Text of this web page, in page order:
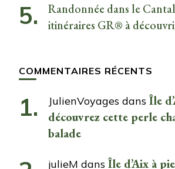
Randonnée dans le
itinéraires GR® à
COMMENTAIRES RÉCENTS
JulienVoyages dans Île
découvrez cette perle
balade
julieM dans Île d’Aix à